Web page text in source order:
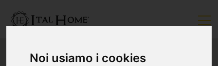
Noi usiamo i cookies